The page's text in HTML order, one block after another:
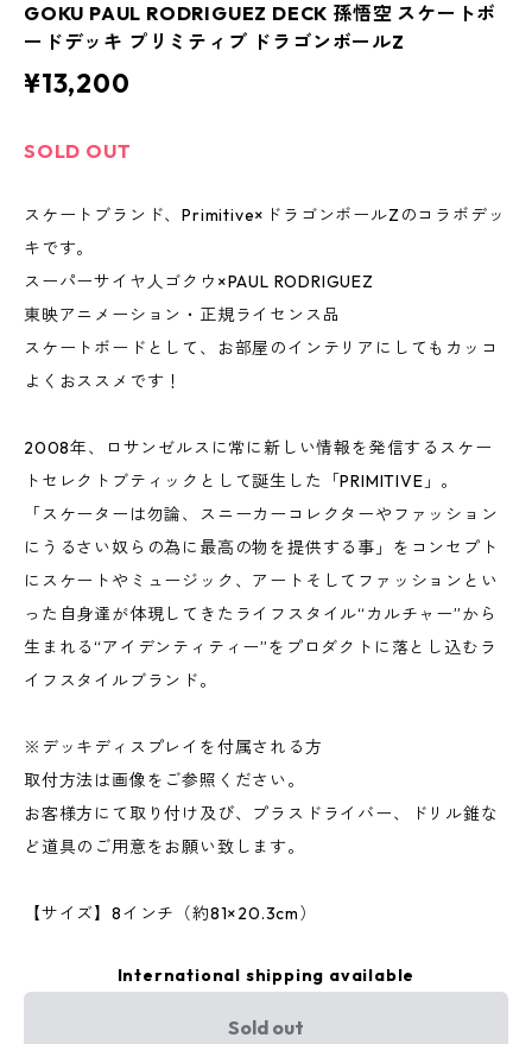
GOKU PAUL RODRIGUEZ DECK 孫悟空 スケートボ
ードデッキ プリミティブ ドラゴンボールZ
¥13,200
SOLD OUT
スケートブランド、Primitive×ドラゴンボールZのコラボデッ
キです。
スーパーサイヤ人ゴクウ×PAUL RODRIGUEZ
東映アニメーション・正規ライセンス品
スケートボードとして、お部屋のインテリアにしてもカッコ
よくおススメです！
2008年、ロサンゼルスに常に新しい情報を発信するスケー
トセレクトブティックとして誕生した「PRIMITIVE」。
「スケーターは勿論、スニーカーコレクターやファッション
にうるさい奴らの為に最高の物を提供する事」をコンセプト
にスケートやミュージック、アートそしてファッションとい
った自身達が体現してきたライフスタイル“カルチャー”から
生まれる“アイデンティティー”をプロダクトに落とし込むラ
イフスタイルブランド。
※デッキディスプレイを付属される方
取付方法は画像をご参照ください。
お客様方にて取り付け及び、プラスドライバー、ドリル錐な
ど道具のご用意をお願い致します。
【サイズ】8インチ（約81×20.3cm）
International shipping available
Sold out